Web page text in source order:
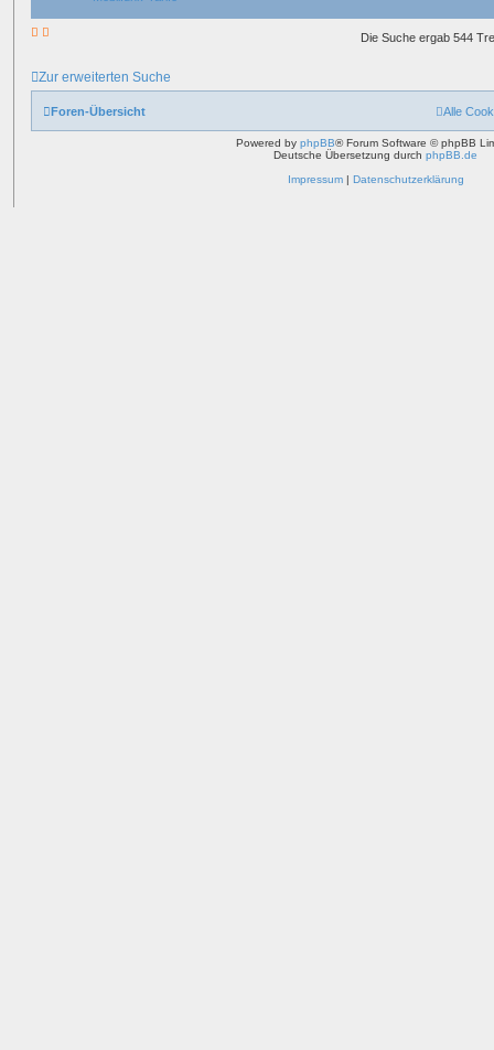
Die Suche ergab 544
Zur erweiterten Suche
Foren-Übersicht Alle
Powered by phpBB® Forum Software © phpBB
Deutsche Übersetzung durch phpBB.de
Impressum| Datenschutzerklärung